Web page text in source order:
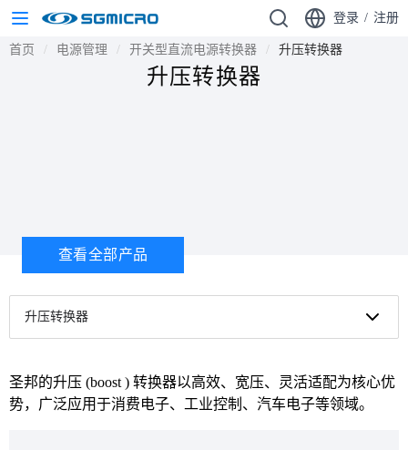
登录 / 注册
首页 电源管理 开关型直流电源转换器 升压转换器
升压转换器
查看全部产品
升压转换器
圣邦的升压 (boost ) 转换器以高效、宽压、灵活适配为核心优
势，广泛应用于消费电子、工业控制、汽车电子等领域。